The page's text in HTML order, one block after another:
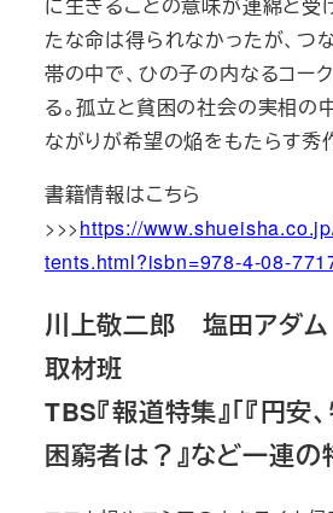
たな命は得られなかったが、つ
帯の中で、ひの子の内なるコー
る。孤立と貧困の社会の実相の
ながりが希望の焔をもたらす秀
書籍情報はこちら
>>>https://
tents.html?isbn=978-4-08-
川上敬二郎 塩田アダ
取材班
TBS『報道特集』「『円安
困窮者は？』など一連の